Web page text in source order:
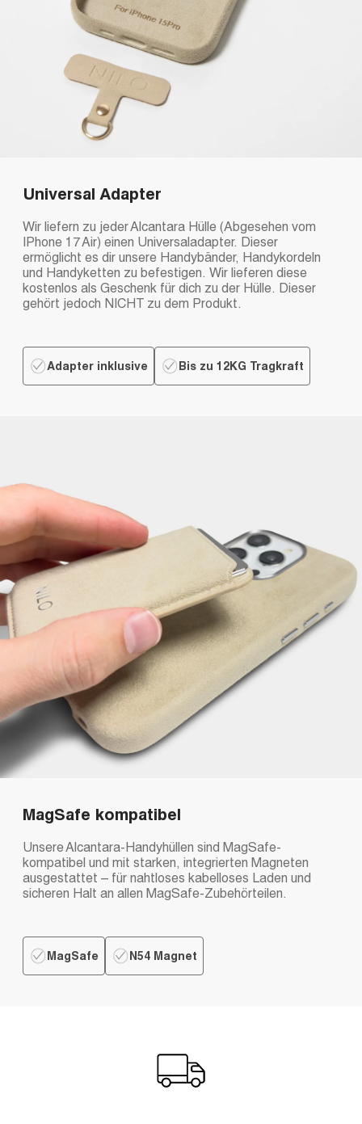
Universal Adapter
Wir liefern zu jeder Alcantara Hülle (Abgesehen vom
IPhone 17 Air) einen Universaladapter. Dieser
ermöglicht es dir unsere Handybänder, Handykordeln
und Handyketten zu befestigen. Wir lieferen diese
kostenlos als Geschenk für dich zu der Hülle. Dieser
gehört jedoch NICHT zu dem Produkt.
Adapter inklusive Bis zu 12KG Tragkraft
MagSafe kompatibel
Unsere Alcantara-Handyhüllen sind MagSafe-
kompatibel und mit starken, integrierten Magneten
ausgestattet – für nahtloses kabelloses Laden und
sicheren Halt an allen MagSafe-Zubehörteilen.
MagSafe N54 Magnet